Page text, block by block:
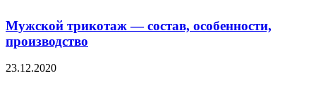
Мужской трикотаж — состав, особенности,
производство
23.12.2020